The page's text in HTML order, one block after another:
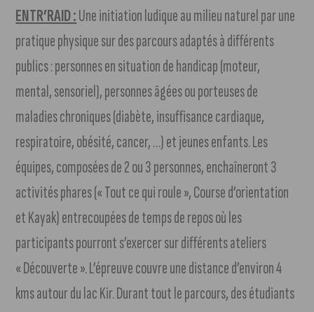
ENTR’RAID :Une initiation ludique au milieu naturel par une
pratique physique sur des parcours adaptés à différents
publics : personnes en situation de handicap (moteur,
mental, sensoriel), personnes âgées ou porteuses de
maladies chroniques (diabète, insuffisance cardiaque,
respiratoire, obésité, cancer, …) et jeunes enfants. Les
équipes, composées de 2 ou 3 personnes, enchaîneront 3
activités phares (« Tout ce qui roule », Course d’orientation
et Kayak) entrecoupées de temps de repos où les
participants pourront s’exercer sur différents ateliers
« Découverte ». L’épreuve couvre une distance d’environ 4
kms autour du lac Kir. Durant tout le parcours, des étudiants